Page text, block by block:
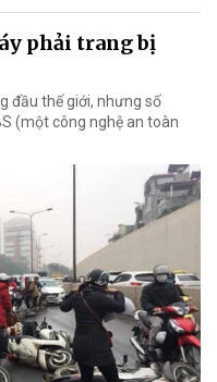
phải trang bị
đầu thế giới, nhưng số
(một công nghệ an toàn